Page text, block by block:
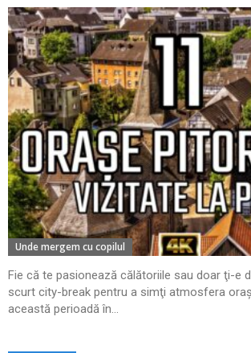
Unde mergem cu copilul
Fie că te pasionează călătoriile sau doar ţi-e
scurt city-break pentru a simţi atmosfera
această perioadă în...